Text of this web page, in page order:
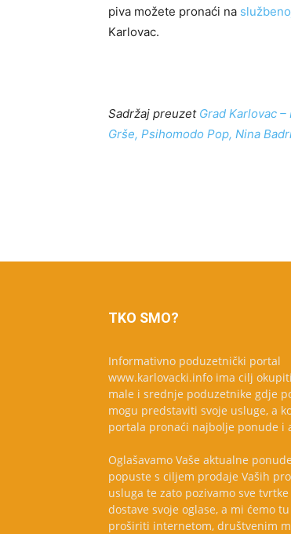
piva možete pronaći na
Karlovac.
Sadržaj preuzet Grad Karlovac
Grše, Psihomodo Pop, Nina
TKO SMO?
Informativno poduzetnički portal
www.karlovacki.info ima cilj okupiti
male i srednje poduzetnike gdje
mogu predstaviti svoje usluge, a
portala pronaći najbolje ponude i
Oglašavamo Vaše aktualne
popuste s ciljem prodaje Vaših
usluga te zato pozivamo sve
dostave svoje oglase, a mi ćemo
proširiti internetom, društvenim